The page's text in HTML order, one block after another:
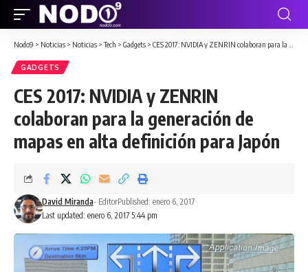
Nodo9 > Noticias > Noticias >Tech > Gadgets > CES 2017: NVIDIA y ZENRIN colaboran para la generación de mapas en alta definición para Japón
GADGETS
CES 2017: NVIDIA y ZENRIN
colaboran para la generación de
mapas en alta definición para Japón
Last updated: enero 6, 2017 5:44 pm
David Miranda- EditorPublished: enero 6, 2017